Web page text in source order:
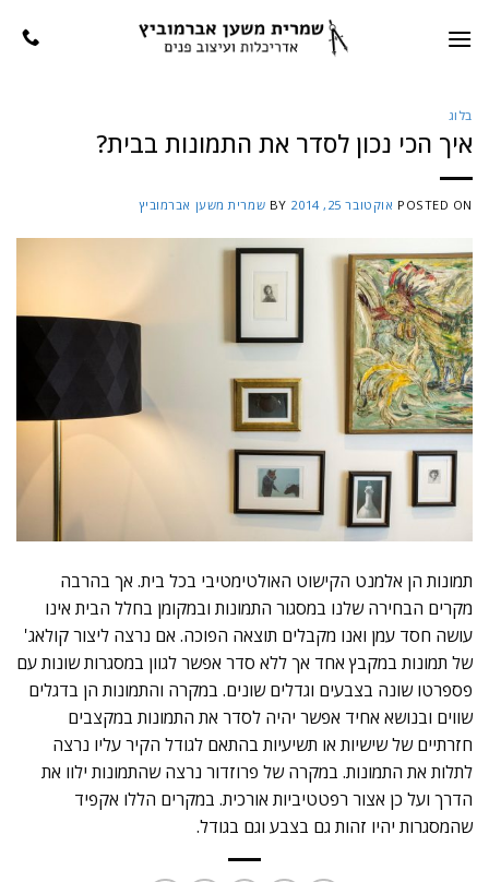
בלוג
איך הכי נכון לסדר את התמונות בבית?
POSTED ON אוקטובר 25, 2014 BY שמרית משען אברמוביץ
תמונות הן אלמנט הקישוט האולטימטיבי בכל בית. אך בהרבה
מקרים הבחירה שלנו במסגור התמונות ובמקומן בחלל הבית אינו
עושה חסד עמן ואנו מקבלים תוצאה הפוכה. אם נרצה ליצור קולאג'
של תמונות במקבץ אחד אך ללא סדר אפשר לגוון במסגרות שונות עם
פספרטו שונה בצבעים וגדלים שונים. במקרה והתמונות הן בדגלים
שווים ובנושא אחיד אפשר יהיה לסדר את התמונות במקצבים
חזרתיים של שישיות או תשיעיות בהתאם לגודל הקיר עליו נרצה
לתלות את התמונות. במקרה של פרוזדור נרצה שהתמונות ילוו את
הדרך ועל כן אצור רפטטיביות אורכית. במקרים הללו אקפיד
שהמסגרות יהיו זהות גם בצבע וגם בגודל.